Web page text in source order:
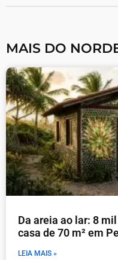
MAIS DO
Da areia ao lar: 8
casa de 70 m² em
LEIA MAIS »